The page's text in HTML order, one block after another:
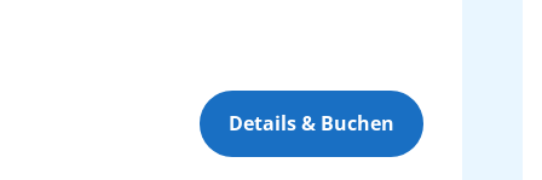
Details & Buchen